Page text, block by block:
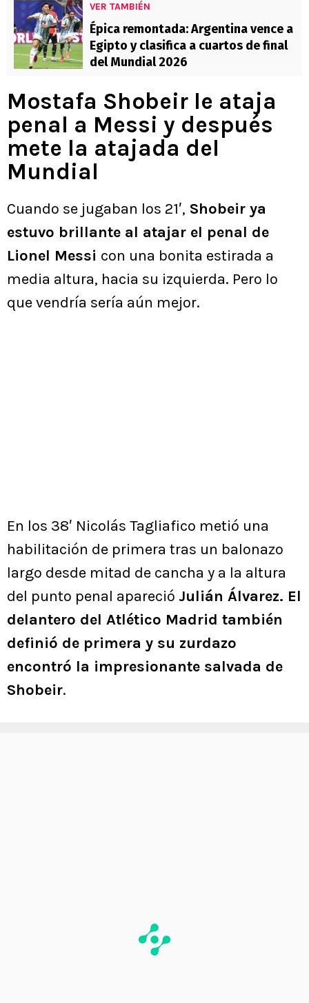
VER TAMBIÉN
Épica remontada: Argentina vence a
Egipto y clasifica a cuartos de final
del Mundial 2026
Mostafa Shobeir le ataja
penal a Messi y después
mete la atajada del
Mundial
Cuando se jugaban los 21′, Shobeir ya
estuvo brillante al atajar el penal de
Lionel Messi con una bonita estirada a
media altura, hacia su izquierda. Pero lo
que vendría sería aún mejor.
En los 38′ Nicolás Tagliafico metió una
habilitación de primera tras un balonazo
largo desde mitad de cancha y a la altura
del punto penal apareció Julián Álvarez. El
delantero del Atlético Madrid también
definió de primera y su zurdazo
encontró la impresionante salvada de
Shobeir.